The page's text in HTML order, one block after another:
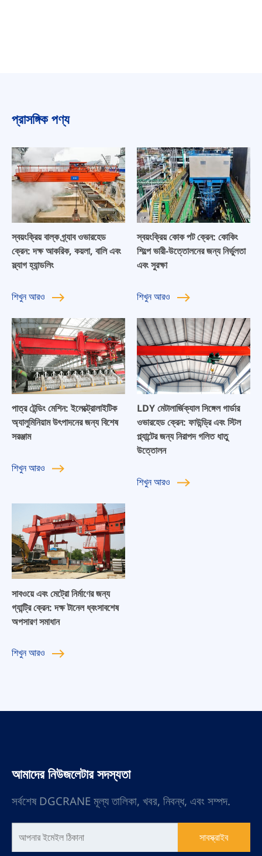
প্রাসঙ্গিক পণ্য
স্বয়ংক্রিয় বাল্ক গ্র্যাব ওভারহেড
ক্রেন: দক্ষ আকরিক, কয়লা, বালি এবং
স্ল্যাগ হ্যান্ডলিং
শিখুনআরও
স্বয়ংক্রিয় কোক পট ক্রেন: কোকিং
শিল্পে ভারী-উত্তোলনের জন্য নির্ভুলতা
এবং সুরক্ষা
শিখুনআরও
পাত্র টেন্ডিং মেশিন: ইলেক্ট্রোলাইটিক
অ্যালুমিনিয়াম উৎপাদনের জন্য বিশেষ
সরঞ্জাম
শিখুনআরও
LDY মেটালার্জিক্যাল সিঙ্গেল গার্ডার
ওভারহেড ক্রেন: ফাউন্ড্রি এবং স্টিল
প্ল্যান্টের জন্য নিরাপদ গলিত ধাতু
উত্তোলন
শিখুনআরও
সাবওয়ে এবং মেট্রো নির্মাণের জন্য
গ্যান্ট্রি ক্রেন: দক্ষ টানেল ধ্বংসাবশেষ
অপসারণ সমাধান
শিখুনআরও
আমাদের নিউজলেটার সদস্যতা
সর্বশেষ DGCRANE মূল্য তালিকা, খবর, নিবন্ধ, এবং সম্পদ.
সাবস্ক্রাইব